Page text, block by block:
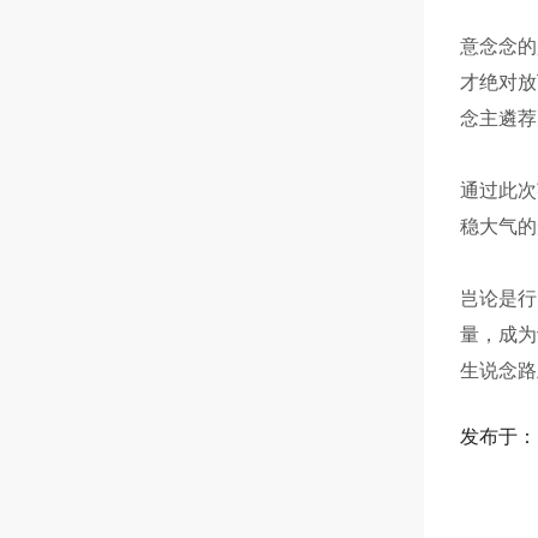
意念念
才绝对
念主遴
通过此
稳大气
岂论是
量，成
生说念
发布于